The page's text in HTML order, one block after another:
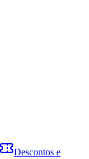
Descontos e